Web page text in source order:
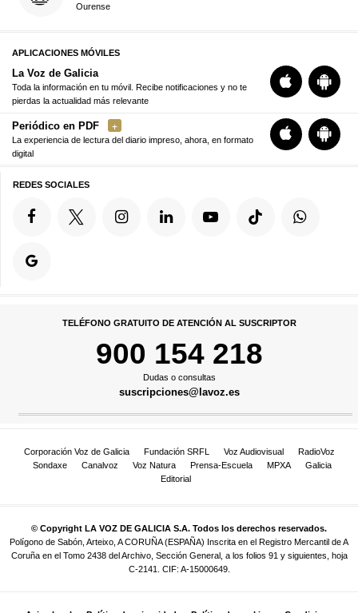
Ourense
APLICACIONES MÓVILES
La Voz de Galicia
Toda la información en tu móvil. Recibe notificaciones y no te
pierdas la actualidad más relevante
Periódico en PDF
La experiencia de lectura del diario impreso, ahora, en formato
digital
REDES SOCIALES
TELÉFONO GRATUITO DE ATENCIÓN AL SUSCRIPTOR
900 154 218
Dudas o consultas
suscripciones@lavoz.es
Corporación Voz de Galicia Fundación SRFL Voz Audiovisual
RadioVoz
Sondaxe
Canalvoz Voz Natura Prensa-Escuela MPXA
Galicia
Editorial
© Copyright LA VOZ DE GALICIA S.A. Todos los derechos reservados.
Polígono de Sabón, Arteixo, A CORUÑA (ESPAÑA) Inscrita en el Registro Mercantil de A
Coruña en el Tomo 2438 del Archivo, Sección General, a los folios 91 y siguientes, hoja
C-2141. CIF: A-15000649.